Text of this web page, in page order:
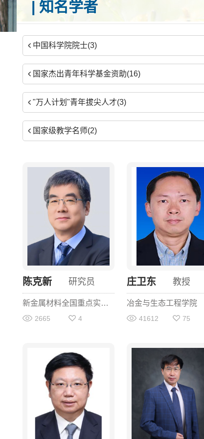
| 知名学者
中国科学院院士(3)
国家杰出青年科学基金资助(16)
"万人计划"青年拔尖人才(3)
国家级教学名师(2)
研究员
陈克新
新金属材料全国重点实验室
2665 4
教授
庄卫东
冶金与生态工程学院
41612 75